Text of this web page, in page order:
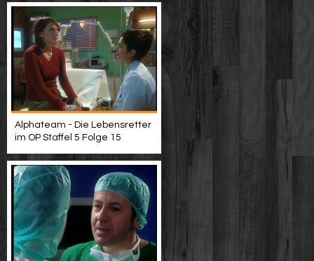
Alphateam - Die Lebensretter
im OP Staffel 5 Folge 15